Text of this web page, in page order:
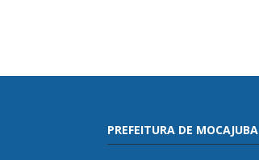
PREFEITURA DE MOCAJUBA